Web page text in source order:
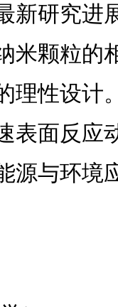
新研究进
米颗粒的
理性设计
表面反应
源与环境